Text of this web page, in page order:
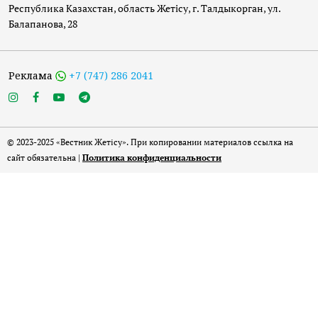
Республика Казахстан, область Жетісу, г. Талдыкорган, ул.
Балапанова, 28
Реклама +7 (747) 286 2041
© 2023-2025 «Вестник Жетісу». При копировании материалов ссылка на
сайт обязательна | Политика конфиденциальности